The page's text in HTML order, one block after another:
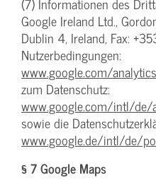
(7) Informationen des
Google Ireland Ltd.,
Dublin 4, Ireland, Fax:
Nutzerbedingungen:
www.google.com/
zum Datenschutz:
www.google.com/intl/
sowie die
www.google.de/intl/de/
§ 7 Google Maps